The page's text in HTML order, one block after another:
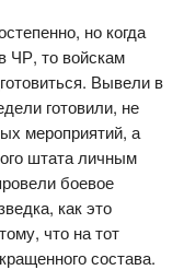
но когда
ЧР, то войскам
Вывели в
готовили, не
мероприятий, а
штата личным
боевое
как это
что на тот
состава.